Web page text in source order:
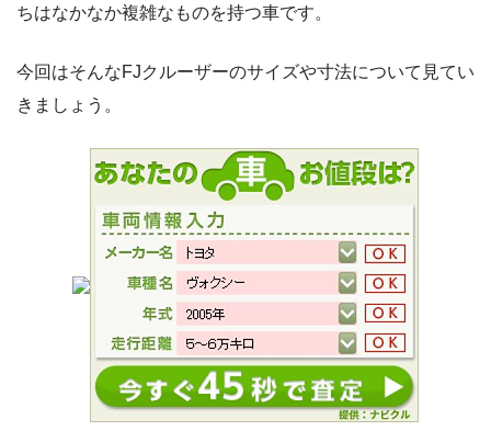
ちはなかなか複雑なものを持つ車です。
今回はそんなFJクルーザーのサイズや寸法について見てい
きましょう。